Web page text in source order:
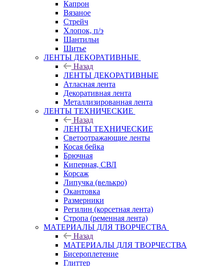
Капрон
Вязаное
Стрейч
Хлопок, п/э
Шантильи
Шитье
ЛЕНТЫ ДЕКОРАТИВНЫЕ
Назад
ЛЕНТЫ ДЕКОРАТИВНЫЕ
Атласная лента
Декоративная лента
Металлизированная лента
ЛЕНТЫ ТЕХНИЧЕСКИЕ
Назад
ЛЕНТЫ ТЕХНИЧЕСКИЕ
Светоотражающие ленты
Косая бейка
Брючная
Киперная, СВЛ
Корсаж
Липучка (велькро)
Окантовка
Размерники
Регилин (корсетная лента)
Стропа (ременная лента)
МАТЕРИАЛЫ ДЛЯ ТВОРЧЕСТВА
Назад
МАТЕРИАЛЫ ДЛЯ ТВОРЧЕСТВА
Бисероплетение
Глиттер